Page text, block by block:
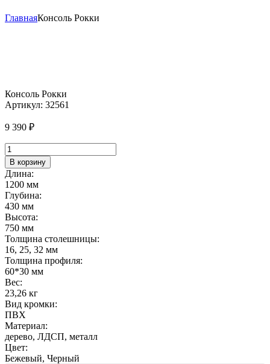
ГлавнаяКонсоль Рокки
Консоль Рокки
Артикул: 32561
9 390 ₽
Количество
товара
Консоль
Рокки
В корзину
Длина:
1200 мм
Глубина:
430 мм
Высота:
750 мм
Толщина столешницы:
16, 25, 32 мм
Толщина профиля:
60*30 мм
Вес:
23,26 кг
Вид кромки:
ПВХ
Материал:
дерево, ЛДСП, металл
Цвет:
Бежевый, Черный